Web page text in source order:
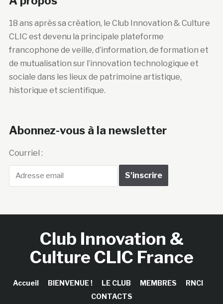
18 ans après sa création, le Club Innovation & Culture
CLIC est devenu la principale plateforme
francophone de veille, d’information, de formation et
de mutualisation sur l’innovation technologique et
sociale dans les lieux de patrimoine artistique,
historique et scientifique.
Abonnez-vous à la newsletter
Courriel :
Club Innovation &
Culture CLIC France
Accueil BIENVENUE ! LE CLUB MEMBRES
RNCI
CONTACTS